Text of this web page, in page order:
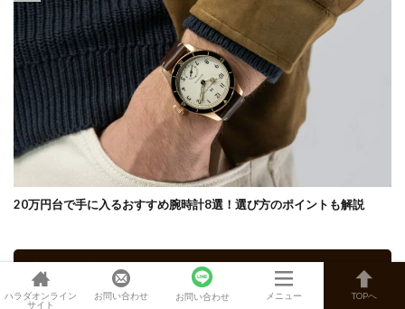
20万円台で手に入るおすすめ腕時計8選！選び方のポイントも解説
ブランド別記事一覧
ハラダオンライン
サイト
お問い合わせ お問い合わせ メニュー TOPへ